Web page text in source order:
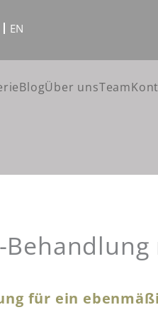
EN
BlogÜber unsTeam
für ein